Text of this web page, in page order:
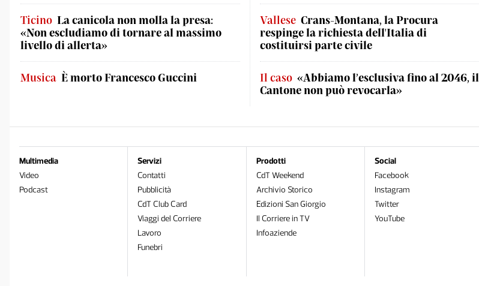
Ticino La canicola non molla la presa:
«Non escludiamo di tornare al massimo
livello di allerta»
Musica È morto Francesco Guccini
Vallese Crans-Montana, la Procura
respinge la richiesta dell'Italia di
costituirsi parte civile
Il caso «Abbiamo l’esclusiva fino al 2046, il
Cantone non può revocarla»
Multimedia
Video
Podcast
Servizi
Contatti
Pubblicità
CdT Club Card
Viaggi del Corriere
Lavoro
Funebri
Prodotti
CdT Weekend
Archivio Storico
Edizioni San Giorgio
Il Corriere in TV
Infoaziende
Social
Facebook
Instagram
Twitter
YouTube